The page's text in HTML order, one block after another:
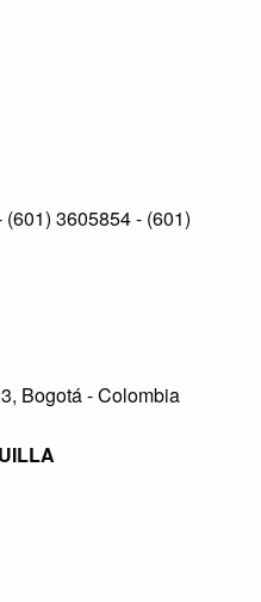
3605854 - (601)
Bogotá - Colombia